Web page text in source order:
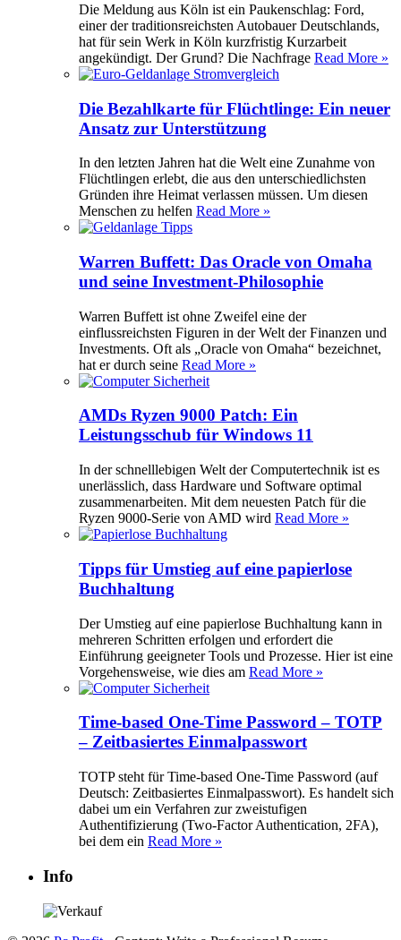
Die Meldung aus Köln ist ein Paukenschlag: Ford,
einer der traditionsreichsten Autobauer Deutschlands,
hat für sein Werk in Köln kurzfristig Kurzarbeit
angekündigt. Der Grund? Die Nachfrage Read More »
Die Bezahlkarte für Flüchtlinge: Ein neuer
Ansatz zur Unterstützung
In den letzten Jahren hat die Welt eine Zunahme von
Flüchtlingen erlebt, die aus den unterschiedlichsten
Gründen ihre Heimat verlassen müssen. Um diesen
Menschen zu helfen Read More »
Warren Buffett: Das Oracle von Omaha
und seine Investment-Philosophie
Warren Buffett ist ohne Zweifel eine der
einflussreichsten Figuren in der Welt der Finanzen und
Investments. Oft als „Oracle von Omaha“ bezeichnet,
hat er durch seine Read More »
AMDs Ryzen 9000 Patch: Ein
Leistungsschub für Windows 11
In der schnelllebigen Welt der Computertechnik ist es
unerlässlich, dass Hardware und Software optimal
zusammenarbeiten. Mit dem neuesten Patch für die
Ryzen 9000-Serie von AMD wird Read More »
Tipps für Umstieg auf eine papierlose
Buchhaltung
Der Umstieg auf eine papierlose Buchhaltung kann in
mehreren Schritten erfolgen und erfordert die
Einführung geeigneter Tools und Prozesse. Hier ist eine
Vorgehensweise, wie dies am Read More »
Time-based One-Time Password – TOTP
– Zeitbasiertes Einmalpasswort
TOTP steht für Time-based One-Time Password (auf
Deutsch: Zeitbasiertes Einmalpasswort). Es handelt sich
dabei um ein Verfahren zur zweistufigen
Authentifizierung (Two-Factor Authentication, 2FA),
bei dem ein Read More »
Info